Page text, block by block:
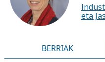
eta
BERRIAK